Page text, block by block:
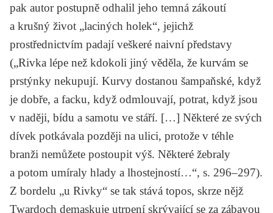
pak autor postupně odhalil jeho temná zákoutí
a krušný život „laciných holek“, jejichž
prostřednictvím padají veškeré naivní představy
(„Rivka lépe než kdokoli jiný věděla, že kurvám se
prstýnky nekupují. Kurvy dostanou šampaňské, když
je dobře, a facku, když odmlouvají, potrat, když jsou
v naději, bídu a samotu ve stáří. […] Některé ze svých
dívek potkávala později na ulici, protože v téhle
branži nemůžete postoupit výš. Některé žebraly
a potom umíraly hlady a lhostejností…“, s. 296–297).
Z bordelu „u Rivky“ se tak stává topos, skrze nějž
Twardoch demaskuje utrpení skrývající se za zábavou